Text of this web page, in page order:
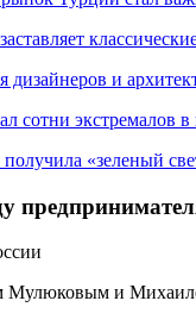
дизайнеров и
сотни экстремалов
«зеленый
и